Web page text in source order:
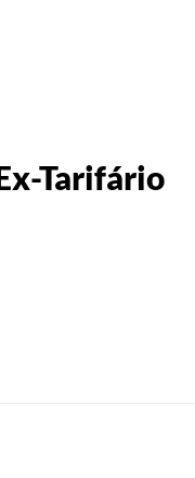
Tarifário